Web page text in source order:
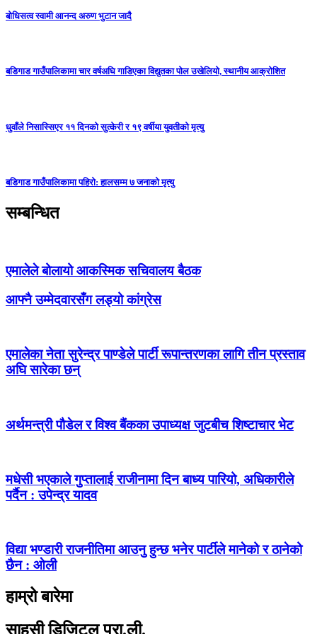
बोधिसत्व स्वामी आनन्द अरुण भुटान जादै
बडिगाड गाउँपालिकामा चार वर्षअघि गाडिएका विद्युतका पोल उखेलियो, स्थानीय आक्रोशित
धुवाँले निसास्सिएर ११ दिनको सुत्केरी र १९ वर्षीया युवतीको मृत्यु
बडिगाड गाउँपालिकामा पहिरो: हालसम्म ७ जनाको मृत्यु
सम्बन्धित
एमालेले बोलायो आकस्मिक सचिवालय बैठक
आफ्नै उम्मेदवारसँग लड्यो कांग्रेस
एमालेका नेता सुरेन्द्र पाण्डेले पार्टी रूपान्तरणका लागि तीन प्रस्ताव
अघि सारेका छन्
अर्थमन्त्री पौडेल र विश्व बैंकका उपाध्यक्ष जुटबीच शिष्टाचार भेट
मधेसी भएकाले गुप्तालाई राजीनामा दिन बाध्य पारियो, अधिकारीले
पर्दैन : उपेन्द्र यादव
विद्या भण्डारी राजनीतिमा आउनु हुन्छ भनेर पार्टीले मानेको र ठानेको
छैन : ओली
हाम्रो बारेमा
साहसी डिजिटल प्रा.ली.